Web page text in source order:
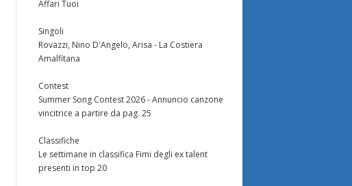
Affari Tuoi
Singoli
Rovazzi, Nino D'Angelo, Arisa - La Costiera
Amalfitana
Contest
Summer Song Contest 2026 - Annuncio canzone
vincitrice a partire da pag. 25
Classifiche
Le settimane in classifica Fimi degli ex talent
presenti in top 20